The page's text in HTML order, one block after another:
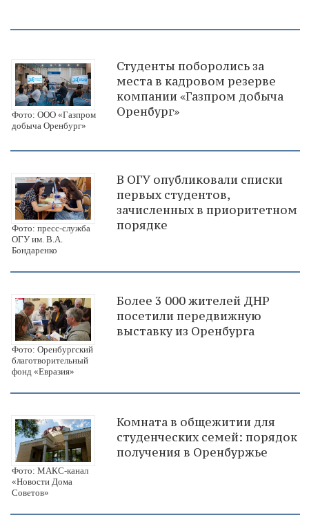
Фото: ООО «Газпром
добыча Оренбург»
Студенты поборолись за
места в кадровом резерве
компании «Газпром добыча
Оренбург»
Фото: пресс-служба
ОГУ им. В.А.
Бондаренко
В ОГУ опубликовали списки
первых студентов,
зачисленных в приоритетном
порядке
Фото: Оренбургский
благотворительный
фонд «Евразия»
Более 3 000 жителей ДНР
посетили передвижную
выставку из Оренбурга
Фото: МАКС-канал
«Новости Дома
Советов»
Комната в общежитии для
студенческих семей: порядок
получения в Оренбуржье